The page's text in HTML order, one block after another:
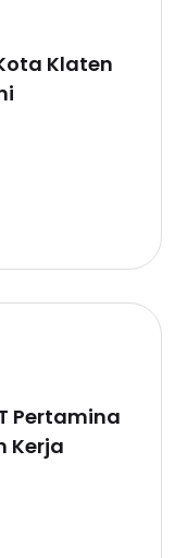
Klaten
Pertamina
Kerja